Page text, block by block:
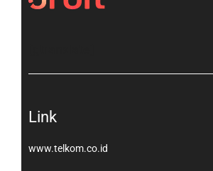
Link
www.telkom.co.id